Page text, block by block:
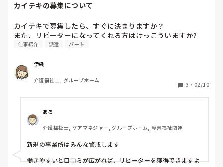
カイテキの募集について
カイテキで募集したら、すぐに決まりますか？
また、リピーターになってくれる方はけっこういますか?
仕事紹介 派遣 パート
伊織
介護福祉士, グループホーム
3 ・ 02/10
あろ
介護福祉士, ケアマネジャー, グループホーム, 障害福祉関連
新規の事業所はみんな警戒します
働きやすいと口コミが広がれば、リピーターを獲得できますよ